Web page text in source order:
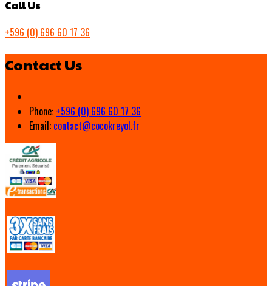
Call Us
+596 (0) 696 60 17 36
Contact Us
Phone: +596 (0) 696 60 17 36
Email: contact@cocokreyol.fr